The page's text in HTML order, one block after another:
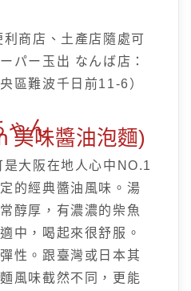
利商店、土產店隨處可
パー玉出 なんば店：
區難波千日前11-6）
ゃん
美味醬油泡麵)
是大阪在地人心中NO.1
的經典醬油風味。湯
醇厚，有濃濃的柴魚
中，喝起來很舒服。
性。跟臺灣或日本其
風味截然不同，更能